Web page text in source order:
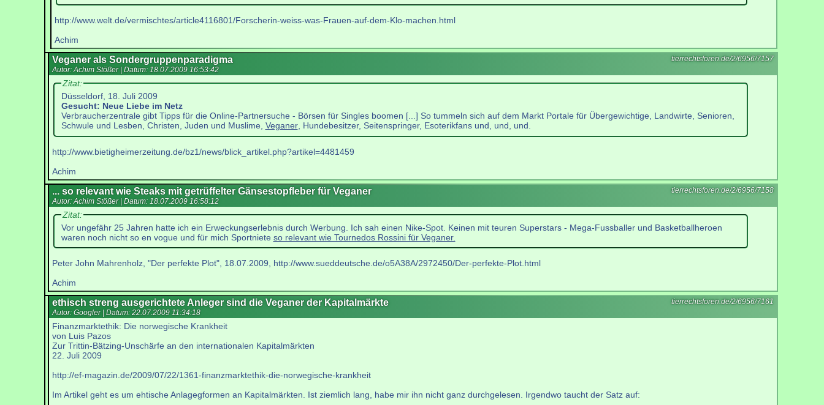
http://www.welt.de/vermischtes/article4116801/Forscherin-weiss-was-Frauen-auf-dem-Klo-machen.html
Achim
tierrechtsforen.de/2/6956/7157
Veganer als Sondergruppenparadigma
Autor: Achim Stößer | Datum: 18.07.2009 16:53:42
Zitat:
Düsseldorf, 18. Juli 2009
Gesucht: Neue Liebe im Netz
Verbraucherzentrale gibt Tipps für die Online-Partnersuche - Börsen für Singles boomen [...] So tummeln sich auf dem Markt Portale für Übergewichtige, Landwirte, Senioren,
Schwule und Lesben, Christen, Juden und Muslime, Veganer, Hundebesitzer, Seitenspringer, Esoterikfans und, und, und.
http://www.bietigheimerzeitung.de/bz1/news/blick_artikel.php?artikel=4481459
Achim
tierrechtsforen.de/2/6956/7158
... so relevant wie Steaks mit getrüffelter Gänsestopfleber für Veganer
Autor: Achim Stößer | Datum: 18.07.2009 16:58:12
Zitat:
Vor ungefähr 25 Jahren hatte ich ein Erweckungserlebnis durch Werbung. Ich sah einen Nike-Spot. Keinen mit teuren Superstars - Mega-Fussballer und Basketballheroen
waren noch nicht so en vogue und für mich Sportniete so relevant wie Tournedos Rossini für Veganer.
Peter John Mahrenholz, "Der perfekte Plot", 18.07.2009, http://www.sueddeutsche.de/o5A38A/2972450/Der-perfekte-Plot.html
Achim
tierrechtsforen.de/2/6956/7161
ethisch streng ausgerichtete Anleger sind die Veganer der Kapitalmärkte
Autor: Googler | Datum: 22.07.2009 11:34:18
Finanzmarktethik: Die norwegische Krankheit
von Luis Pazos
Zur Trittin-Bätzing-Unschärfe an den internationalen Kapitalmärkten
22. Juli 2009
http://ef-magazin.de/2009/07/22/1361-finanzmarktethik-die-norwegische-krankheit
Im Artikel geht es um ehtische Anlagegformen an Kapitalmärkten. Ist ziemlich lang, habe mir ihn nicht ganz durchgelesen. Irgendwo taucht der Satz auf: